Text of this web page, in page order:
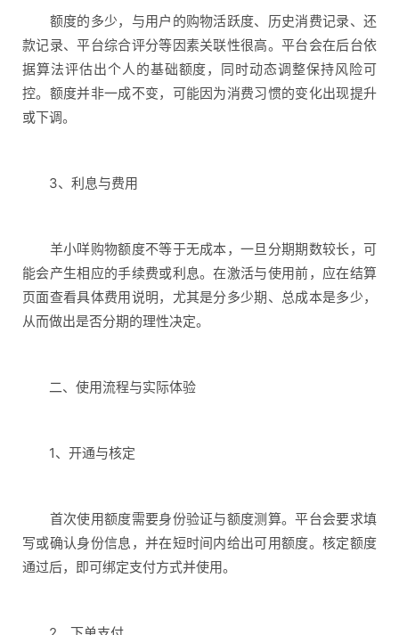
额度的多少，与用户的购物活跃度、历史消费记录、还
款记录、平台综合评分等因素关联性很高。平台会在后台依
据算法评估出个人的基础额度，同时动态调整保持风险可
控。额度并非一成不变，可能因为消费习惯的变化出现提升
或下调。
3、利息与费用
羊小咩购物额度不等于无成本，一旦分期期数较长，可
能会产生相应的手续费或利息。在激活与使用前，应在结算
页面查看具体费用说明，尤其是分多少期、总成本是多少，
从而做出是否分期的理性决定。
二、使用流程与实际体验
1、开通与核定
首次使用额度需要身份验证与额度测算。平台会要求填
写或确认身份信息，并在短时间内给出可用额度。核定额度
通过后，即可绑定支付方式并使用。